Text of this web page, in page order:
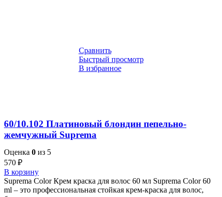
Сравнить
Быстрый просмотр
В избранное
60/10.102 Платиновый блондин пепельно-
жемчужный Suprema
Оценка 0 из 5
570 ₽
В корзину
Suprema Color Крем краска для волос 60 мл Suprema Color 60
ml – это профессиональная стойкая крем-краска для волос,